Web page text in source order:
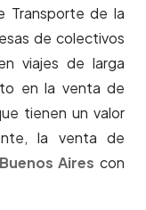
Transporte de la
de colectivos
viajes de larga
en la venta de
tienen un valor
la venta de
Buenos Aires con